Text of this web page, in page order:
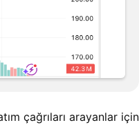
çağrıları arayanlar için